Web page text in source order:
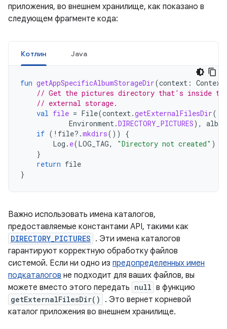
приложения, во внешнем хранилище, как показано в
следующем фрагменте кода:
Котлин Java
fun getAppSpecificAlbumStorageDir(context : Context
// Get the pictures directory that's inside
// external storage.
val file = File(context.getExternalFilesDir(
Environment.DIRECTORY_PICTURES),
if ( ! file?.mkdirs())
{
Log . e(LOG_TAG, "Directory not created" )
}
return file
}
Важно использовать имена каталогов,
предоставляемые константами API, такими как
DIRECTORY_PICTURES . Эти имена каталогов
гарантируют корректную обработку файлов
системой. Если ни одно из предопределенных имен
подкаталогов не подходит для ваших файлов, вы
можете вместо этого передать null в функцию
getExternalFilesDir()
. Это вернет корневой
каталог приложения во внешнем хранилище.